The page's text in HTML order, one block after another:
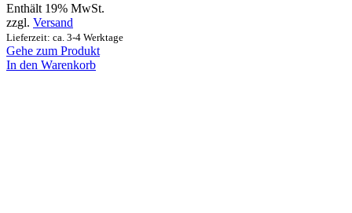
Enthält 19% MwSt.
zzgl. Versand
Lieferzeit: ca. 3-4 Werktage
Gehe zum Produkt
In den Warenkorb